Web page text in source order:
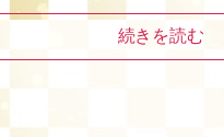
続きを読む